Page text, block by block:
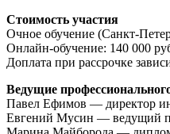
Стоимость участия
Очное обучение (Санкт-
Онлайн-обучение: 140 000
Доплата при рассрочке
Ведущие
Павел Ефимов — директор
Евгений Мусин — ведущий